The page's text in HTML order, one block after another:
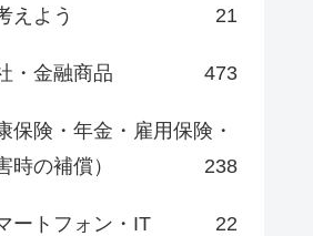
えよう 21
・金融商品 473
保険・年金・雇用保険・
時の補償）
238
ートフォン・IT 22